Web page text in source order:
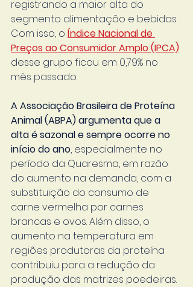
registrando a maior alta do
segmento alimentação e bebidas.
Com isso, o Índice Nacional de
Preços ao Consumidor Amplo (IPCA)
desse grupo ficou em 0,79% no
mês passado.
A Associação Brasileira de Proteína
Animal (ABPA) argumenta que a
alta é sazonal e sempre ocorre no
início do ano, especialmente no
período da Quaresma, em razão
do aumento na demanda, com a
substituição do consumo de
carne vermelha por carnes
brancas e ovos. Além disso, o
aumento na temperatura em
regiões produtoras da proteína
contribuiu para a redução da
produção das matrizes poedeiras.